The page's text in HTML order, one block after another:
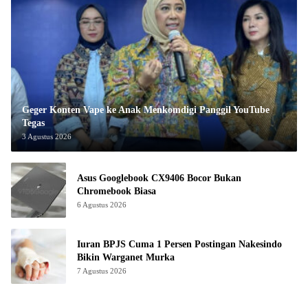
Geger Konten Vape ke Anak Menkomdigi Panggil YouTube
Tegas
3 Agustus 2026
Asus Googlebook CX9406 Bocor Bukan
Chromebook Biasa
6 Agustus 2026
Iuran BPJS Cuma 1 Persen Postingan Nakesindo
Bikin Warganet Murka
7 Agustus 2026